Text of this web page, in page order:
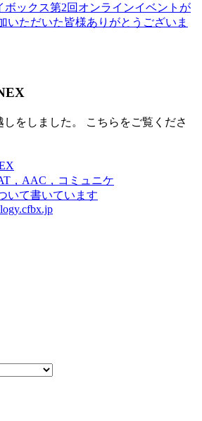
ボックス第2回オンラインイベントが
いただいた皆様ありがとうございま
しをしました。 こちらをご覧くださ
，AAC，コミュニケ
いて書いています